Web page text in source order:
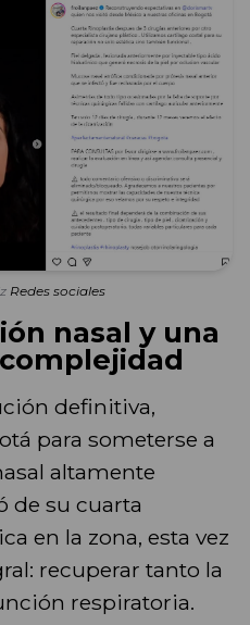
Redes sociales
nasal y una
definitiva,
para someterse a
altamente
de su cuarta
en la zona, esta vez
recuperar tanto la
respiratoria.